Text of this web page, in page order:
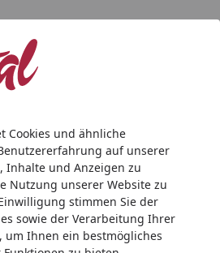
Cookies und ähnliche
auf unserer
Inhalte und Anzeigen zu
Nutzung unserer Website zu
stimmen Sie der
sowie der Verarbeitung Ihrer
um Ihnen ein bestmögliches
Pumpen & Zubehör
weiß 250 g